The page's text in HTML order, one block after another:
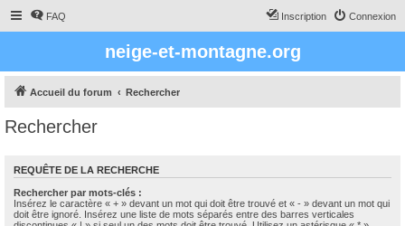
FAQ Connexion
Inscription
neige-et-montagne.org
Accueil du forum Rechercher
Rechercher
REQUÊTE DE LA RECHERCHE
Rechercher par mots-clés :
Insérez le caractère « + » devant un mot qui doit être trouvé et « - » devant un mot qui
doit être ignoré. Insérez une liste de mots séparés entre des barres verticales